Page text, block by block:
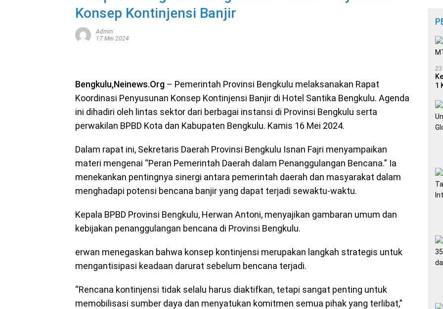
Konsep Kontinjensi Banjir
Admin
17 Mei 2024
Bengkulu,Neinews.Org – Pemerintah Provinsi Bengkulu melaksanakan Rapat
Koordinasi Penyusunan Konsep Kontinjensi Banjir di Hotel Santika Bengkulu. Agenda
ini dihadiri oleh lintas sektor dari berbagai instansi di Provinsi Bengkulu serta
perwakilan BPBD Kota dan Kabupaten Bengkulu. Kamis 16 Mei 2024.
Dalam rapat ini, Sekretaris Daerah Provinsi Bengkulu Isnan Fajri menyampaikan
materi mengenai “Peran Pemerintah Daerah dalam Penanggulangan Bencana.” Ia
menekankan pentingnya sinergi antara pemerintah daerah dan masyarakat dalam
menghadapi potensi bencana banjir yang dapat terjadi sewaktu-waktu.
Kepala BPBD Provinsi Bengkulu, Herwan Antoni, menyajikan gambaran umum dan
kebijakan penanggulangan bencana di Provinsi Bengkulu.
erwan menegaskan bahwa konsep kontinjensi merupakan langkah strategis untuk
mengantisipasi keadaan darurat sebelum bencana terjadi.
“Rencana kontinjensi tidak selalu harus diaktifkan, tetapi sangat penting untuk
memobilisasi sumber daya dan menyatukan komitmen semua pihak yang terlibat,”
23
1